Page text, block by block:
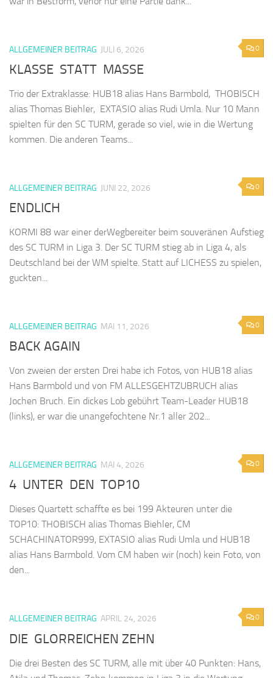
0
ALLGEMEINER BEITRAG JULI 6, 2026
KLASSE STATT MASSE
Trio der Extraklasse: HUB18 alias Hans Barmbold, THOBISCH
alias Thomas Biehler, EXTASIO alias Rudi Umla. Nur 10 Mann
spielten für den SC TURM, gerade so viel, wie in die Wertung
kommen. Die anderen Teams...
0
ALLGEMEINER BEITRAG JUNI 22, 2026
ENDLICH
KORMI 88 war einer derWegbereiter beim souveränen Aufstieg
des SC TURM in Liga 3. Der SC TURM stieg ab in Liga 4, als
Deutschland bei der WM spielte. Statt auf LICHESS zu spielen,
guckten...
0
ALLGEMEINER BEITRAG MAI 11, 2026
BACK AGAIN
Von zweien der ersten Drei habe ich Fotos, von HUB18 alias
Hans Barmbold und von FM ALLESGEHTZUBRUCH alias
Jochen Bruch. Ein dickes Lob gebührt Team-Leader HUB18
(links), er war die unangefochtene Nr.1 aller 202...
0
ALLGEMEINER BEITRAG MAI 4, 2026
4 UNTER DEN TOP10
Dieses Quartett schaffte es bei 199 Akteuren unter die
TOP10: THOBISCH alias Thomas Biehler, CM
SCHACHINATOR999, EXTASIO alias Rudi Umla und HUB18
alias Hans Barmbold. Vom CM haben wir (noch) kein Foto, von
den...
0
ALLGEMEINER BEITRAG APRIL 24, 2026
DIE GLORREICHEN ZEHN
Die drei Besten des SC TURM, alle mit über 40 Punkten: Hans,